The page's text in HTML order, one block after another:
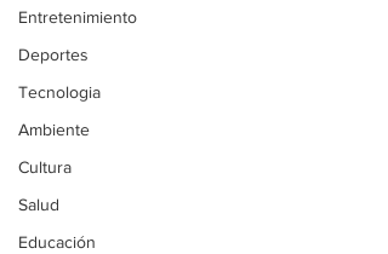
Entretenimiento
Deportes
Tecnologia
Ambiente
Cultura
Salud
Educación